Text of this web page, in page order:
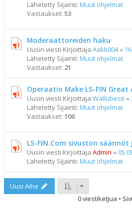
Lähetetty Sijainti: Muut ohjelmat
Vastaukset: 53
Moderaattoreiden haku
Uusin viesti Kirjoittaja Aakk004«
Lähetetty Sijainti: Muut ohjelmat
Vastaukset: 21
Operaatio Make LS-FIN Great
Uusin viesti Kirjoittaja Wallubesti «
Lähetetty Sijainti: Muut ohjelmat
Vastaukset: 106
LS-FIN.Com sivuston
Uusin viesti Kirjoittaja Admin «
Lähetetty Sijainti: Muut ohjelmat
Uusi Aihe
0 viestiketjua •